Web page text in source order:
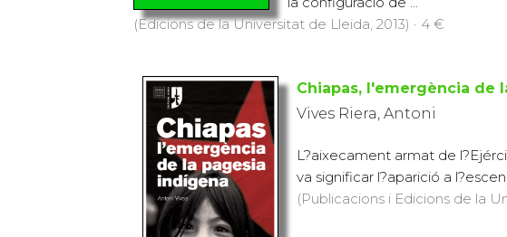
(Edicions de la Universitat de Lleida, 2013) · 4 €
Chiapas, l'emergència de
Vives Riera, Antoni
L?aixecament armat de
va significar l?aparició a
(Publicacions i Edicions de la